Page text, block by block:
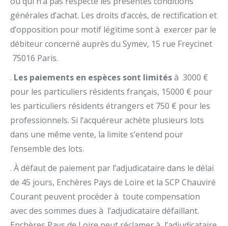
générales d’achat. Les droits d’accès, de rectification et
d’opposition pour motif légitime sont à exercer par le
débiteur concerné auprès du Symev, 15 rue Freycinet
75016 Paris.
. Les paiements en espèces sont limitésà 3000 €
pour les particuliers résidents français, 15000 € pour
les particuliers résidents étrangers et 750 € pour les
professionnels. Si l’acquéreur achète plusieurs lots
dans une même vente, la limite s’entend pour
l’ensemble des lots.
. À défaut de paiement par l’adjudicataire dans le délai
de 45 jours, Enchères Pays de Loire et la SCP Chauviré
Courant peuvent procéder à toute compensation
avec des sommes dues à l’adjudicataire défaillant.